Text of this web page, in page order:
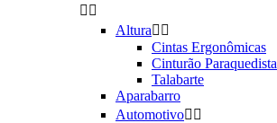
 
Altura 
Cintas Ergonômicas
Cinturão Paraquedista
Talabarte
Aparabarro
Automotivo 